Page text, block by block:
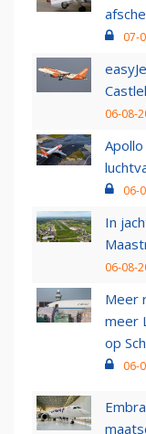
07-
06-08-
06-
In
06-08-
Meer
meer
op
06-